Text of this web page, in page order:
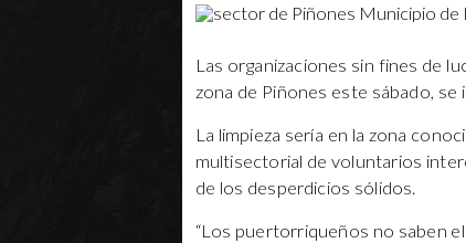
Las organizaciones sin fines de
zona de Piñones este sábado,
La limpieza sería en la zona
multisectorial de voluntarios
de los desperdicios sólidos.
“Los puertorriqueños no saben